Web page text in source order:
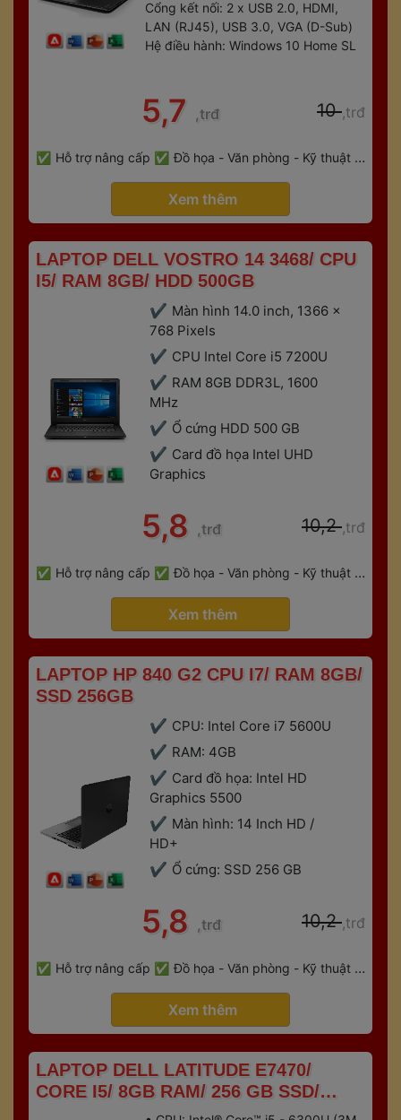
Cổng kết nối: 2 x USB 2.0, HDMI,
LAN (RJ45), USB 3.0, VGA (D-Sub)
Hệ điều hành: Windows 10 Home SL
5,7 ,trđ 10 ,trđ
Hỗ trợ nâng cấp
Đồ họa - Văn phòng - Kỹ thuật -
Xem thêm
LAPTOP DELL VOSTRO 14 3468/ CPU
I5/ RAM 8GB/ HDD 500GB
Màn hình 14.0 inch, 1366 x
768 Pixels
CPU Intel Core i5 7200U
RAM 8GB DDR3L, 1600
MHz
Ổ cứng HDD 500 GB
Card đồ họa Intel UHD
Graphic
5,8 ,trđ 10,2 ,trđ
Hỗ trợ nâng cấp
Đồ họa - Văn phòng - Kỹ thuật -
Xem thêm
LAPTOP HP 840 G2 CPU I7/ RAM 8GB/
SSD 256GB
CPU: Intel Core i7 5600U
RAM: 4GB
Card đồ họa: Intel HD
Graphics 5500
Màn hình: 14 Inch HD /
HD+
Ổ cứng: SSD 256 GB
5,8 ,trđ 10,2 ,trđ
Hỗ trợ nâng cấp
Đồ họa - Văn phòng - Kỹ thuật -
Xem thêm
LAPTOP DELL LATITUDE E7470/
CORE I5/ 8GB RAM/ 256 GB SSD/
TOUCH SCREEN